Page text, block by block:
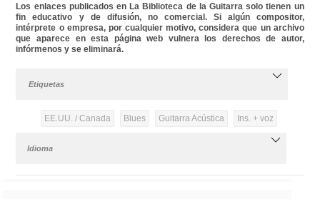
Los enlaces publicados en La Biblioteca de la Guitarra solo tienen un
fin educativo y de difusión, no comercial. Si algún compositor,
intérprete o empresa, por cualquier motivo, considera que un archivo
que aparece en esta página web vulnera los derechos de autor,
infórmenos y se eliminará.
Etiquetas
EE.UU. / Canada Blues Guitarra Acústica Ins. + voz
Idioma